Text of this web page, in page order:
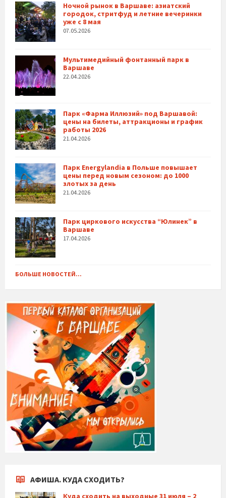
Ночной рынок в Варшаве: азиатский
городок, стритфуд и летние вечеринки
уже с 8 мая
07.05.2026
Мультимедийный фонтанный парк в
Варшаве
22.04.2026
Парк «Фарма Иллюзий» под Варшавой:
цены на билеты, аттракционы и график
работы 2026
21.04.2026
Парк Energylandia в Польше повышает
цены перед новым сезоном: до 1000
злотых за день
21.04.2026
Парк циркового искусства “Юлинек” в
Варшаве
17.04.2026
БОЛЬШЕ НОВОСТЕЙ...
АФИША. КУДА СХОДИТЬ?
Куда сходить на выходные 31 июля – 2